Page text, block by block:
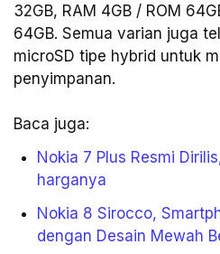
32GB, RAM 4GB / ROM
64GB. Semua varian juga
microSD tipe hybrid untuk
penyimpanan.
Baca juga:
Nokia 7 Plus Resmi
harganya
Nokia 8 Sirocco,
dengan Desain Mewah